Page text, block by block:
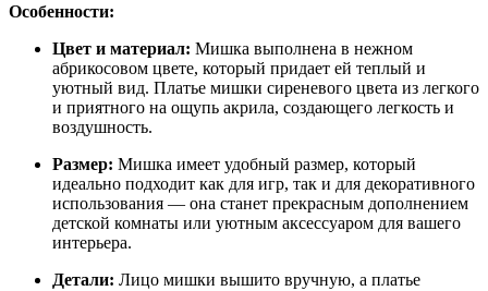
Особенности:
Цвет и материал: Мишка выполнена в нежном
абрикосовом цвете, который придает ей теплый и
уютный вид. Платье мишки сиреневого цвета из легкого
и приятного на ощупь акрила, создающего легкость и
воздушность.
Размер: Мишка имеет удобный размер, который
идеально подходит как для игр, так и для декоративного
использования — она станет прекрасным дополнением
детской комнаты или уютным аксессуаром для вашего
интерьера.
Детали: Лицо мишки вышито вручную, а платье